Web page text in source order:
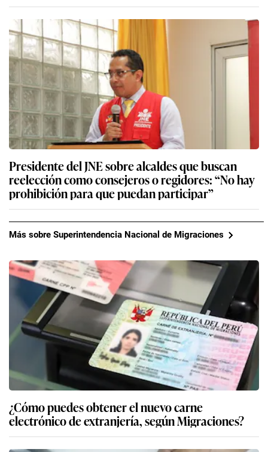
Presidente del JNE sobre alcaldes que buscan
reelección como consejeros o regidores: “No hay
prohibición para que puedan participar”
Más sobre Superintendencia Nacional de Migraciones
¿Cómo puedes obtener el nuevo carne
electrónico de extranjería, según Migraciones?